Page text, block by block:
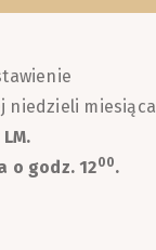
niedzieli miesiąca
o godz. 1200.